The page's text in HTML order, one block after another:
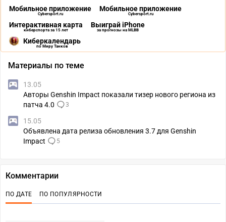
Мобильное приложение
Cybersport.ru
Мобильное приложение
Cybersport.ru
Интерактивная карта
киберспорта за 15 лет
Выиграй iPhone
за прогнозы на MLBB
Киберкалендарь
по Миру Танков
Материалы по теме
13.05
Авторы Genshin Impact показали тизер нового региона из
патча 4.0
3
15.05
Объявлена дата релиза обновления 3.7 для Genshin
Impact
5
Комментарии
ПО ДАТЕ ПО ПОПУЛЯРНОСТИ